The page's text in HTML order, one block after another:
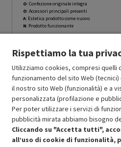
O: Confezione originale integra
O: Accessori principali presenti
A: Estetica prodotto come nuovo
N: Prodotto funzionante
Ricondizionato Prezzo ridotto
426.55a-50%
In Promozione 213.27
Aggiungi
SCONTO
Approfitta dello sconto del 50%
Rispettiamo la tua
Utilizziamo cookies, compresi quelli
funzionamento del sito Web
il nostro sito Web (funzionalità) e a
personalizzata (profilazione e
Per poter utilizzare i servizi di
pubblicità mirata abbiamo bisogno
Cliccando su "Accetta tutti",
all’uso di cookie di funzionalità,